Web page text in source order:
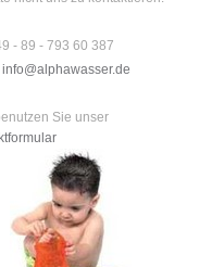
- 89 - 793 60 387
info@alphawasser.de
Sie unser